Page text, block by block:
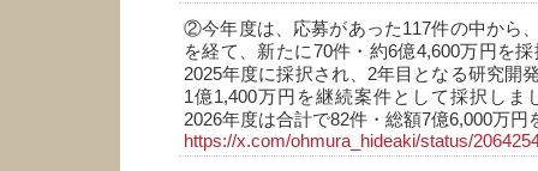
②今年度は、応募があった117件の中から
を経て、新たに70件・約6億4,600万円を
2025年度に採択され、2年目となる研究開
1億1,400万円を継続案件として採択しま
2026年度は合計で82件・総額7億6,000万円
https://x.com/ohmura_hideaki/status/